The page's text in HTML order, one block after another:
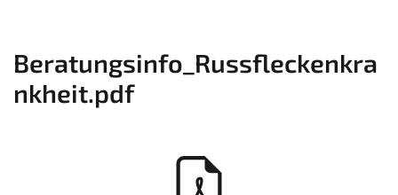
Beratungsinfo_Russfleckenkra
nkheit.pdf